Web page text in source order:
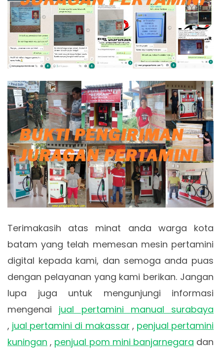
Terimakasih atas minat anda warga kota
batam yang telah memesan mesin pertamini
digital kepada kami, dan semoga anda puas
dengan pelayanan yang kami berikan. Jangan
lupa juga untuk mengunjungi informasi
mengenai jual pertamini manual surabaya
, jual pertamini di makassar , penjual pertamini
kuningan , penjual pom mini banjarnegara dan